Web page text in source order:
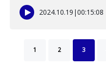
2024.10.19 |00:15:08
1 2 3